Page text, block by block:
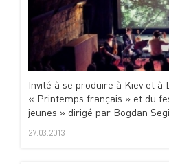
Invité à se produire à Kiev et à
« Printemps français » et du
jeunes » dirigé par Bogdan
27.03.2013